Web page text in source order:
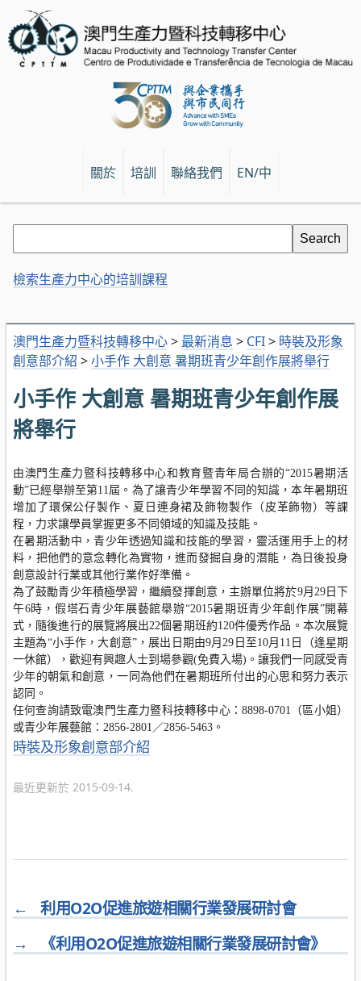
關於 培訓 聯絡我們 EN/中
澳門生產力暨科技轉移中心> 最新消息 > CFI> 時裝及形象
創意部介紹 >小手作 大創意 暑期班青少年創作展將舉行
小手作 大創意 暑期班青少年創作展
將舉行
由澳門生產力暨科技轉移中心和教育暨青年局合辦的“2015暑期活
動”已經舉辦至第11屆。為了讓青少年學習不同的知識，本年暑期班
增加了環保公仔製作、夏日連身裙及飾物製作（皮革飾物）等課
程，力求讓學員掌握更多不同領域的知識及技能。
在暑期活動中，青少年透過知識和技能的學習，靈活運用手上的材
料，把他們的意念轉化為實物，進而發掘自身的潛能，為日後投身
創意設計行業或其他行業作好準備。
為了鼓勵青少年積極學習，繼續發揮創意，主辦單位將於9月29日下
午6時，假塔石青少年展藝館舉辦“2015暑期班青少年創作展”開幕
式，隨後進行的展覽將展出22個暑期班約120件優秀作品。本次展覽
主題為“小手作，大創意”，展出日期由9月29日至10月11日（逢星期
一休館），歡迎有興趣人士到場參觀(免費入場)。讓我們一同感受青
少年的朝氣和創意，一同為他們在暑期班所付出的心思和努力表示
認同。
任何查詢請致電澳門生產力暨科技轉移中心：8898-0701（區小姐）
或青少年展藝館：2856-2801／2856-5463。
分
時裝及形象創意部介紹
最近更新於 2015-09-14.
←
利用O2O促進旅遊相關行業發展研討會
→
《利用O2O促進旅遊相關行業發展研討會》
檢索生產力中心的培訓課程